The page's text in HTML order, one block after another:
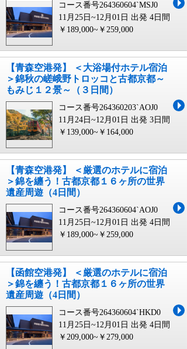
コース番号264360604`MSJ0
11月25日~12月01日 出発 4日間
￥189,000~￥259,000
【青森空港発】 ＜大浴場付ホテル宿泊
＞錦秋の嵯峨野トロッコと古都京都～
もみじ１２景～（３日間）
コース番号264360203`AOJ0
11月24日~12月01日 出発 3日間
￥139,000~￥164,000
【青森空港発】 ＜厳選のホテルに宿泊
＞錦を纏う！古都京都１６ヶ所の世界
遺産周遊（4日間）
コース番号264360604`AOJ0
11月25日~12月01日 出発 4日間
￥189,000~￥259,000
【函館空港発】 ＜厳選のホテルに宿泊
＞錦を纏う！古都京都１６ヶ所の世界
遺産周遊（4日間）
コース番号264360604`HKD0
11月25日~12月01日 出発 4日間
￥209,000~￥279,000